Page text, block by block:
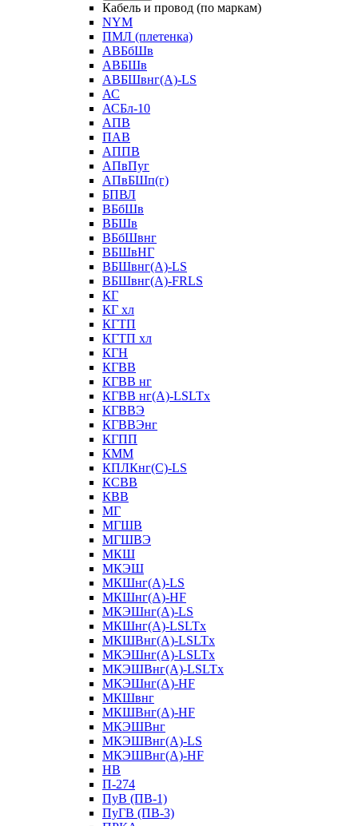
Кабель и провод (по маркам)
NYM
ПМЛ (плетенка)
АВБбШв
АВБШв
АВБШвнг(А)-LS
АС
АСБл-10
АПВ
ПАВ
АППВ
АПвПуг
АПвБШп(г)
БПВЛ
ВБбШв
ВБШв
ВБбШвнг
ВБШвНГ
ВБШвнг(А)-LS
ВБШвнг(А)-FRLS
КГ
КГ хл
КГТП
КГТП хл
КГН
КГВВ
КГВВ нг
КГВВ нг(А)-LSLTx
КГВВЭ
КГВВЭнг
КГПП
КММ
КПЛКнг(C)-LS
КСВВ
КВВ
МГ
МГШВ
МГШВЭ
МКШ
МКЭШ
МКШнг(А)-LS
МКШнг(А)-HF
МКЭШнг(А)-LS
МКШнг(А)-LSLTx
МКШВнг(A)-LSLTx
МКЭШнг(А)-LSLTx
МКЭШВнг(A)-LSLTx
МКЭШнг(А)-HF
МКШвнг
МКШВнг(А)-HF
МКЭШВнг
МКЭШВнг(А)-LS
МКЭШВнг(А)-HF
НВ
П-274
ПуВ (ПВ-1)
ПуГВ (ПВ-3)